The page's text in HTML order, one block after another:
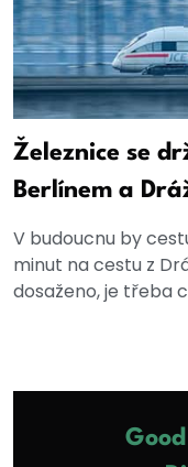
Železnice se
Berlínem a
V budoucnu by
minut na cestu z
dosaženo, je třeba